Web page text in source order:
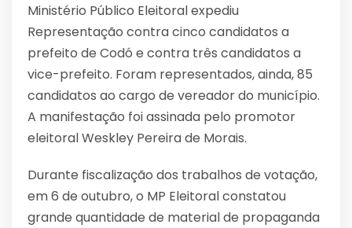
Ministério Público Eleitoral expediu
Representação contra cinco candidatos a
prefeito de Codó e contra três candidatos a
vice-prefeito. Foram representados, ainda, 85
candidatos ao cargo de vereador do município.
A manifestação foi assinada pelo promotor
eleitoral Weskley Pereira de Morais.
Durante fiscalização dos trabalhos de votação,
em 6 de outubro, o MP Eleitoral constatou
grande quantidade de material de propaganda